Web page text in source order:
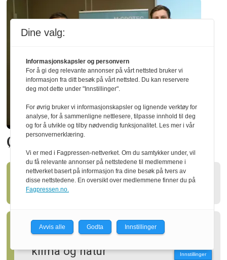
Økte utbyttet med 20 prosent
Ny styreleder i Treindustrien
Slik kan skogen gagne både
klima og natur
Innstillinger
Dine valg:
Informasjonskapsler og personvern
For å gi deg relevante annonser på vårt nettsted bruker vi
informasjon fra ditt besøk på vårt nettsted. Du kan reservere
deg mot dette under "Innstillinger".
For øvrig bruker vi informasjonskapsler og lignende verktøy for
analyse, for å sammenligne nettlesere, tilpasse innhold til deg
og for å utvikle og tilby nødvendig funksjonalitet. Les mer i vår
personvernerklæring.
Vi er med i Fagpressen-nettverket. Om du samtykker under, vil
du få relevante annonser på nettstedene til medlemmene i
nettverket basert på informasjon fra dine besøk på tvers av
disse nettstedene. En oversikt over medlemmene finner du på
Fagpressen.no.
Avvis alle Godta Innstillinger